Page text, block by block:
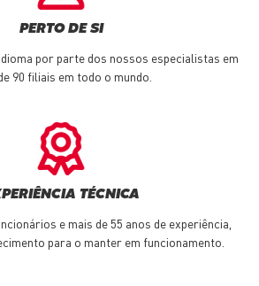
PERTO DE SI
por parte dos nossos especialistas em
90 filiais em todo o mundo.
TÉCNICA
e mais de 55 anos de experiência,
para o manter em funcionamento.